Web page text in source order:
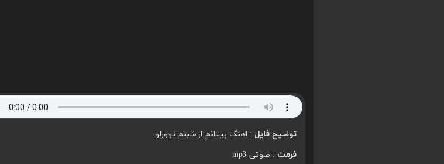
توضیح فایل : اهنگ بیتانم از شبنم تووزلو
فرمت : صوتی mp3